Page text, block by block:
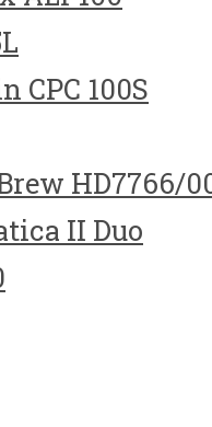
CPC 100S
HD7766/
II Duo